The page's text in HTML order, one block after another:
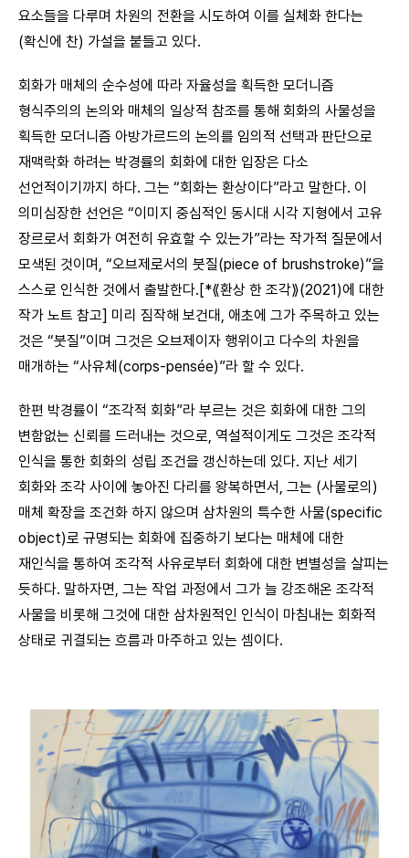
요소들을 다루며 차원의 전환을 시도하여 이를 실체화 한다는
(확신에 찬) 가설을 붙들고 있다.
회화가 매체의 순수성에 따라 자율성을 획득한 모더니즘
형식주의의 논의와 매체의 일상적 참조를 통해 회화의 사물성을
획득한 모더니즘 아방가르드의 논의를 임의적 선택과 판단으로
재맥락화 하려는 박경률의 회화에 대한 입장은 다소
선언적이기까지 하다. 그는 “회화는 환상이다”라고 말한다. 이
의미심장한 선언은 “이미지 중심적인 동시대 시각 지형에서 고유
장르로서 회화가 여전히 유효할 수 있는가”라는 작가적 질문에서
모색된 것이며, “오브제로서의 붓질(piece of brushstroke)”을
스스로 인식한 것에서 출발한다.[*⟪환상 한 조각⟫(2021)에 대한
작가 노트 참고] 미리 짐작해 보건대, 애초에 그가 주목하고 있는
것은 “붓질”이며 그것은 오브제이자 행위이고 다수의 차원을
매개하는 “사유체(corps-pensée)”라 할 수 있다.
한편 박경률이 “조각적 회화”라 부르는 것은 회화에 대한 그의
변함없는 신뢰를 드러내는 것으로, 역설적이게도 그것은 조각적
인식을 통한 회화의 성립 조건을 갱신하는데 있다. 지난 세기
회화와 조각 사이에 놓아진 다리를 왕복하면서, 그는 (사물로의)
매체 확장을 조건화 하지 않으며 삼차원의 특수한 사물(specific
object)로 규명되는 회화에 집중하기 보다는 매체에 대한
재인식을 통하여 조각적 사유로부터 회화에 대한 변별성을 살피는
듯하다. 말하자면, 그는 작업 과정에서 그가 늘 강조해온 조각적
사물을 비롯해 그것에 대한 삼차원적인 인식이 마침내는 회화적
상태로 귀결되는 흐름과 마주하고 있는 셈이다.